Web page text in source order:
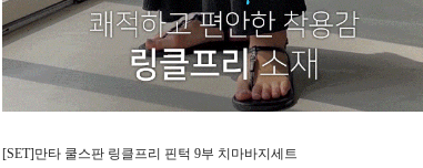
[SET]만타 쿨스판 링클프리 핀턱 9부 치마바지세트